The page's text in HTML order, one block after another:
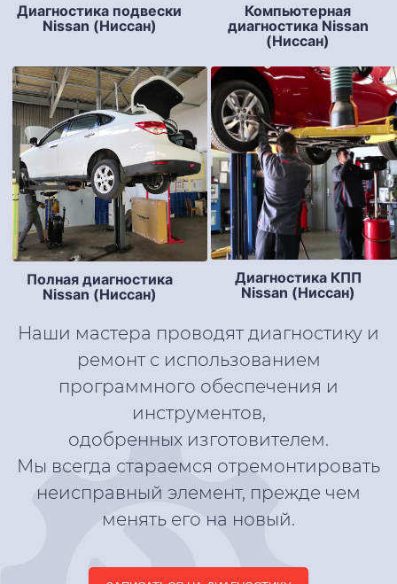
Диагностика подвески
Nissan (Ниссан)
Компьютерная
диагностика Nissan
(Ниссан)
Полная диагностика
Nissan (Ниссан)
Диагностика КПП
Nissan (Ниссан)
Наши мастера проводят диагностику и
ремонт с использованием
программного обеспечения и
инструментов,
одобренных изготовителем.
Мы всегда стараемся отремонтировать
неисправный элемент, прежде чем
менять его на новый.